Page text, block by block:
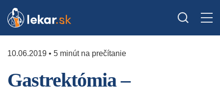
10.06.2019 • 5 minút na prečítanie
Gastrektómia –